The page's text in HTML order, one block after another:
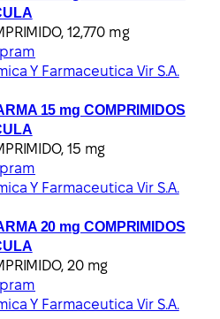
12,770 mg
Y Farmaceutica Vir S.A.
15 mg COMPRIMIDOS
15 mg
Y Farmaceutica Vir S.A.
20 mg COMPRIMIDOS
20 mg
Y Farmaceutica Vir S.A.